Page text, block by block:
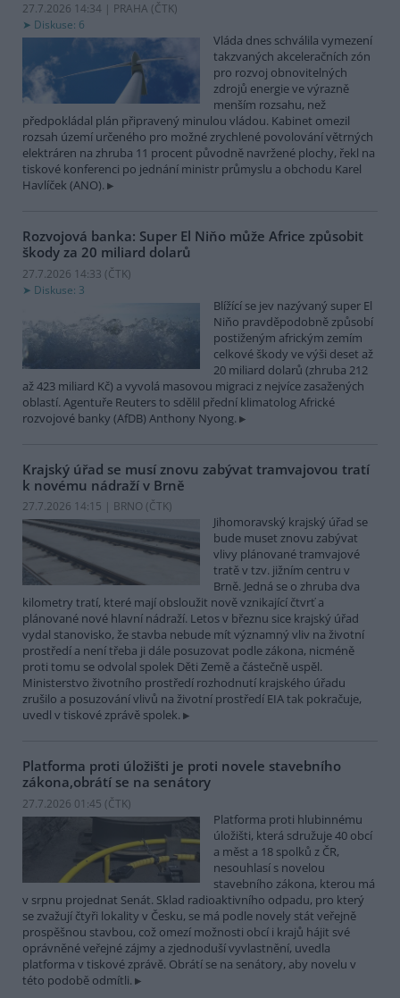
27.7.2026 14:34 | PRAHA (ČTK)
Diskuse: 6
Vláda dnes schválila vymezení
takzvaných akceleračních zón
pro rozvoj obnovitelných
zdrojů energie ve výrazně
menším rozsahu, než
předpokládal plán připravený minulou vládou. Kabinet omezil
rozsah území určeného pro možné zrychlené povolování větrných
elektráren na zhruba 11 procent původně navržené plochy, řekl na
tiskové konferenci po jednání ministr průmyslu a obchodu Karel
Havlíček (ANO).
Rozvojová banka: Super El Niňo může Africe způsobit
škody za 20 miliard dolarů
27.7.2026 14:33 (ČTK)
Diskuse: 3
Blížící se jev nazývaný super El
Niňo pravděpodobně způsobí
postiženým africkým zemím
celkové škody ve výši deset až
20 miliard dolarů (zhruba 212
až 423 miliard Kč) a vyvolá masovou migraci z nejvíce zasažených
oblastí. Agentuře Reuters to sdělil přední klimatolog Africké
rozvojové banky (AfDB) Anthony Nyong.
Krajský úřad se musí znovu zabývat tramvajovou tratí
k novému nádraží v Brně
27.7.2026 14:15 | BRNO (ČTK)
Jihomoravský krajský úřad se
bude muset znovu zabývat
vlivy plánované tramvajové
tratě v tzv. jižním centru v
Brně. Jedná se o zhruba dva
kilometry tratí, které mají obsloužit nově vznikající čtvrť a
plánované nové hlavní nádraží. Letos v březnu sice krajský úřad
vydal stanovisko, že stavba nebude mít významný vliv na životní
prostředí a není třeba ji dále posuzovat podle zákona, nicméně
proti tomu se odvolal spolek Děti Země a částečně uspěl.
Ministerstvo životního prostředí rozhodnutí krajského úřadu
zrušilo a posuzování vlivů na životní prostředí EIA tak pokračuje,
uvedl v tiskové zprávě spolek.
Platforma proti úložišti je proti novele stavebního
zákona,obrátí se na senátory
27.7.2026 01:45 (ČTK)
Platforma proti hlubinnému
úložišti, která sdružuje 40 obcí
a měst a 18 spolků z ČR,
nesouhlasí s novelou
stavebního zákona, kterou má
v srpnu projednat Senát. Sklad radioaktivního odpadu, pro který
se zvažují čtyři lokality v Česku, se má podle novely stát veřejně
prospěšnou stavbou, což omezí možnosti obcí i krajů hájit své
oprávněné veřejné zájmy a zjednoduší vyvlastnění, uvedla
platforma v tiskové zprávě. Obrátí se na senátory, aby novelu v
této podobě odmítli.